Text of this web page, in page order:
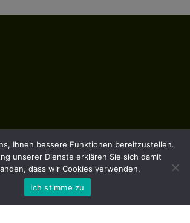
Ihnen bessere Funktionen bereitzustellen.
unserer Dienste erklären Sie sich damit
dass wir Cookies verwenden.
Ich stimme zu